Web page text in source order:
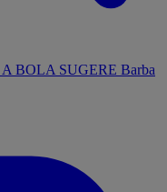
A BOLA SUGERE Barba